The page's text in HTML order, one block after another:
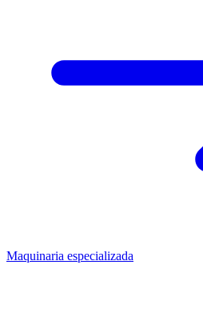
Maquinaria especializada